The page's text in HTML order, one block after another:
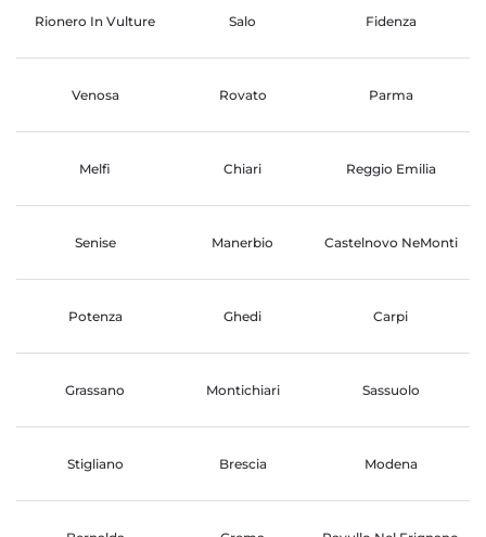
Rionero In Vulture Salo Fidenza
Venosa Rovato Parma
Melfi Chiari Reggio Emilia
Senise Manerbio Castelnovo NeMonti
Potenza Ghedi Carpi
Grassano Montichiari Sassuolo
Stigliano Brescia Modena